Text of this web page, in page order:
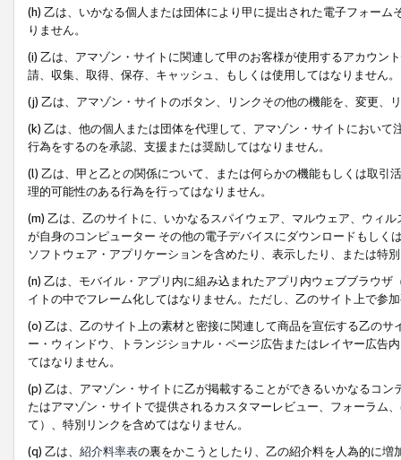
(h) 乙は、いかなる個人または団体により甲に提出された電子フォー
りません。
(i) 乙は、アマゾン・サイトに関連して甲のお客様が使用するアカウン
請、収集、取得、保存、キャッシュ、もしくは使用してはなりません。
(j) 乙は、アマゾン・サイトのボタン、リンクその他の機能を、変更、
(k) 乙は、他の個人または団体を代理して、アマゾン・サイトにおい
行為をするのを承認、支援または奨励してはなりません。
(l) 乙は、甲と乙との関係について、または何らかの機能もしくは取
理的可能性のある行為を行ってはなりません。
(m) 乙は、乙のサイトに、いかなるスパイウェア、マルウェア、ウィ
が自身のコンピューター その他の電子デバイスにダウンロードもし
ソフトウェア・アプリケーションを含めたり、表示したり、または特
(n) 乙は、モバイル・アプリ内に組み込まれたアプリ内ウェブブラウ
イトの中でフレーム化してはなりません。ただし、乙のサイト上で参
(o) 乙は、乙のサイト上の素材と密接に関連して商品を宣伝する乙の
ー・ウィンドウ、トランジショナル・ページ広告またはレイヤー広告
てはなりません。
(p) 乙は、アマゾン・サイトに乙が掲載することができるいかなるコ
たはアマゾン・サイトで提供されるカスタマーレビュー、フォーラム
て）、特別リンクを含めてはなりません。
(q) 乙は、 紹介料率表の裏をかこうとしたり、乙の紹介料を人為的に